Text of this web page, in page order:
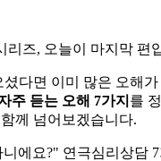
리즈, 오늘이 마지막 편
셨다면 이미 많은 오해
주 듣는 오해 7가지 를
께 넘어보겠습니다.